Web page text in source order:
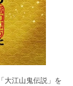
大江山鬼伝説」を